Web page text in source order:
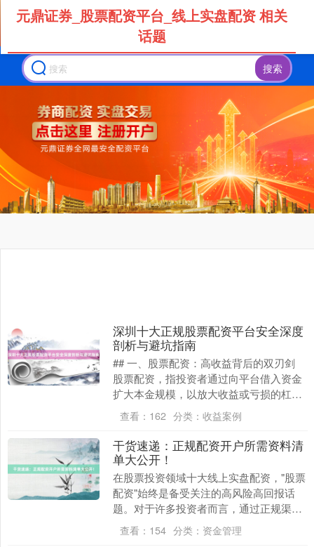
搜索
元鼎证券_股票配资平台_线上实盘配资 相关
话题
深圳十大正规股票配资平台安全深度
剖析与避坑指南
## 一、股票配资：高收益背后的双刃剑
股票配资，指投资者通过向平台借入资金
扩大本金规模，以放大收益或亏损的杠杆
交易模式。在深圳这个金融创新活跃的城
市，股票配资....
查看： 162 分类： 收益案例
干货速递：正规配资开户所需资料清
单大公开！
在股票投资领域十大线上实盘配资，"股票
配资"始终是备受关注的高风险高回报话
题。对于许多投资者而言，通过正规渠道
进行配资操作既能放大收益机会，也可能
因流程不规范而....
查看： 154 分类： 资金管理